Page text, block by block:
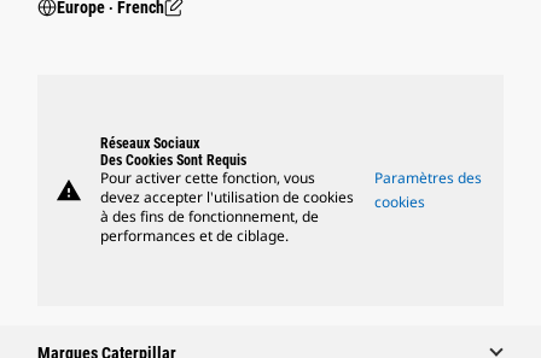
Europe ‧ French
warning
Réseaux Sociaux
Des Cookies Sont Requis
Pour activer cette fonction, vous
devez accepter l'utilisation de cookies
à des fins de fonctionnement, de
performances et de ciblage.
Paramètres des
cookies
Marques Caterpillar